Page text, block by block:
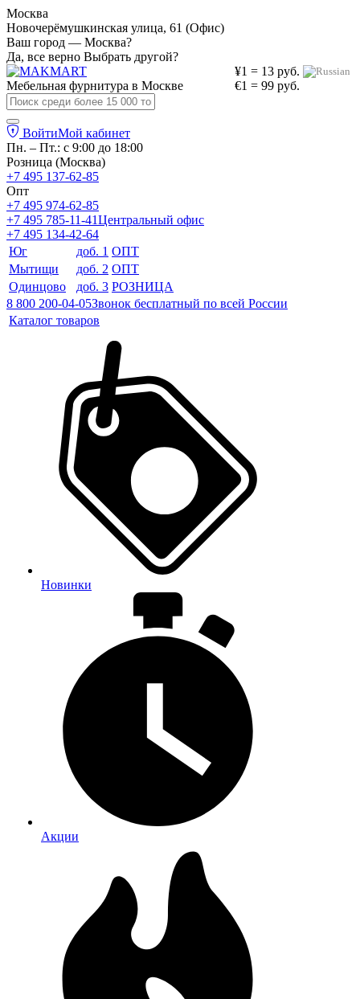
Москва
Новочерёмушкинская улица, 61 (Офис)
Ваш город — Москва?
Да, все верно Выбрать другой?
¥1 = 13 руб.
€1 = 99 руб.
Мебельная фурнитура в Москве
ВойтиМой кабинет
Пн. – Пт.: с 9:00 до 18:00
Розница (Москва)
+7 495 137-62-85
Опт
+7 495 974-62-85
+7 495 785-11-41Центральный офис
+7 495 134-42-64
Юг
доб. 1 ОПТ
Мытищи
доб. 2 ОПТ
Одинцово
доб. 3 РОЗНИЦА
8 800 200-04-05Звонок бесплатный по всей России
Каталог товаров
Новинки
Акции